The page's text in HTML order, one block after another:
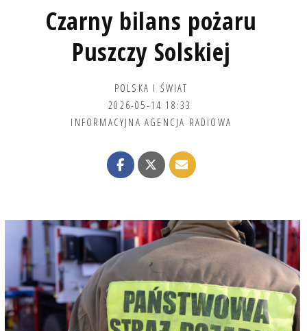
Czarny bilans pożaru
Puszczy Solskiej
POLSKA I ŚWIAT
2026-05-14 18:33
INFORMACYJNA AGENCJA RADIOWA